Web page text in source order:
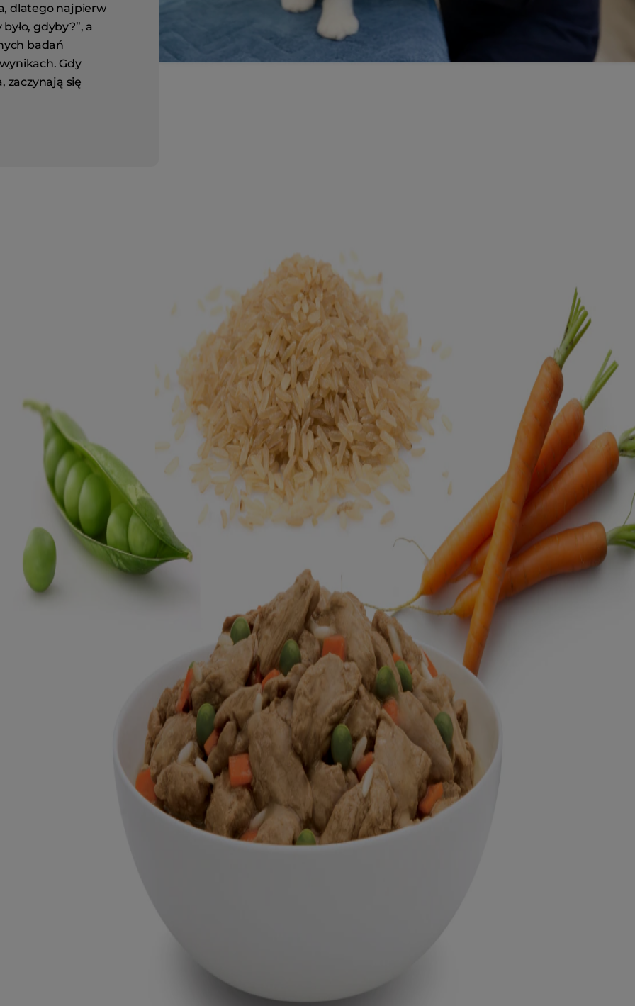
dlatego najpierw
gdyby?”, a
badań
Gdy
zaczynają się